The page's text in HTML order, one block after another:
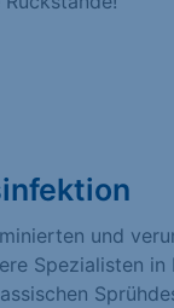
und
Spezialisten in